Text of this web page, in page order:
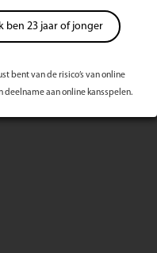
Ik ben 23 jaar of jonger
bent van de risico’s van online
deelname aan online kansspelen.